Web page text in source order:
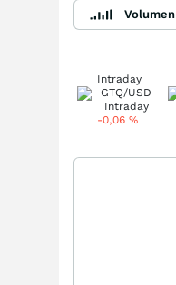
Volumen
Intraday
-0,06 %